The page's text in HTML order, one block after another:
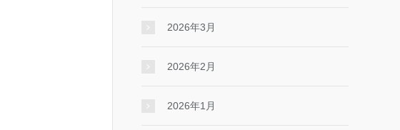
2026年3月
2026年2月
2026年1月